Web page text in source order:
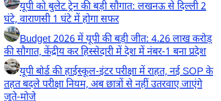
यूपी को बुलेट ट्रेन की बड़ी सौगात: लखनऊ से दिल्ली 2
घंटे, वाराणसी 1 घंटे में होगा सफर
Budget 2026 में यूपी की बड़ी जीत: 4.26 लाख करोड़
की सौगात, केंद्रीय कर हिस्सेदारी में देश में नंबर-1 बना प्रदेश
यूपी बोर्ड की हाईस्कूल-इंटर परीक्षा में राहत, नई SOP के
तहत बदले परीक्षा नियम, अब छात्रों से नहीं उतरवाए जाएंगे
जूते-मोजे